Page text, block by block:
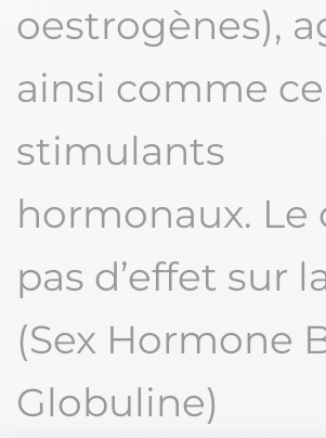
oestrogènes),
ainsi comme
stimulants
hormonaux. Le
pas d’effet sur
(Sex Hormone
Globuline)